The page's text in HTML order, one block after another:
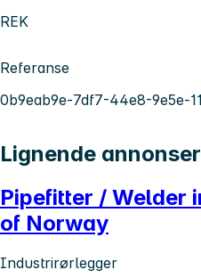
REK
Referanse
0b9eab9e-7df7-44e8-9e5e-
Lignende annonser
Pipefitter / Welder
of Norway
Industrirørlegger